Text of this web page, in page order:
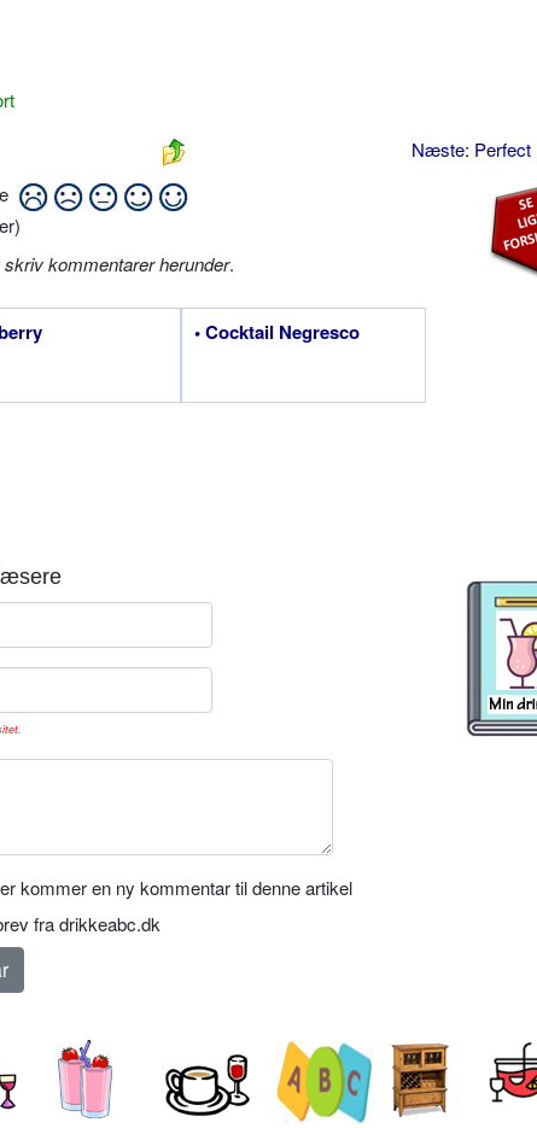
Næste:
skriv kommentarer herunder.
• Cocktail Negresco
kommer en ny kommentar til denne artikel
fra drikkeabc.dk